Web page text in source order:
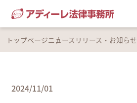
トップページニュースリリース・お知らせ
2024/11/01